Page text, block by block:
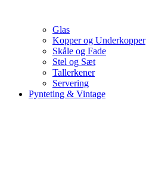
Glas
Kopper og Underkopper
Skåle og Fade
Stel og Sæt
Tallerkener
Servering
Pynteting & Vintage